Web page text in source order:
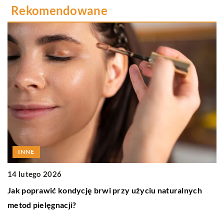
Rekomendowane
INNE
14 lutego 2026
Jak poprawić kondycję brwi przy użyciu naturalnych
metod pielęgnacji?